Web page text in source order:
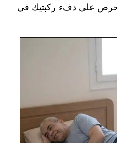
احرص على دفء ركبتيك في